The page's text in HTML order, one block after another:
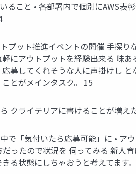
ること • 各部署内で個別にAWS表
プット推進イベントの開催 手探り
軽にアウトプットを経験出来る 味
募してくれそうな人に声掛けし
ことがメインタスク。 15
クライテリアに書けることが増え
で「気付いたら応募可能」に • ア
だったので状況を 伺ってみる 新人
る状態にしちゃおうと考えてます